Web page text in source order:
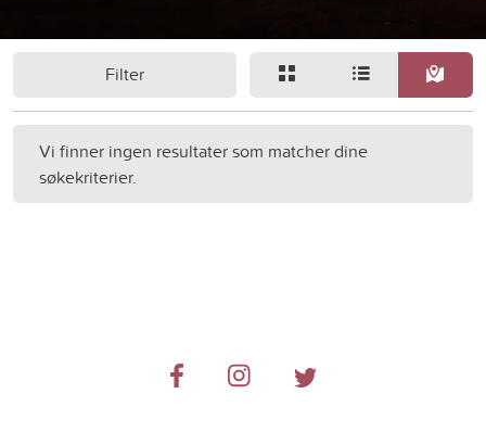
Filter
Vi finner ingen resultater som matcher dine
søkekriterier.